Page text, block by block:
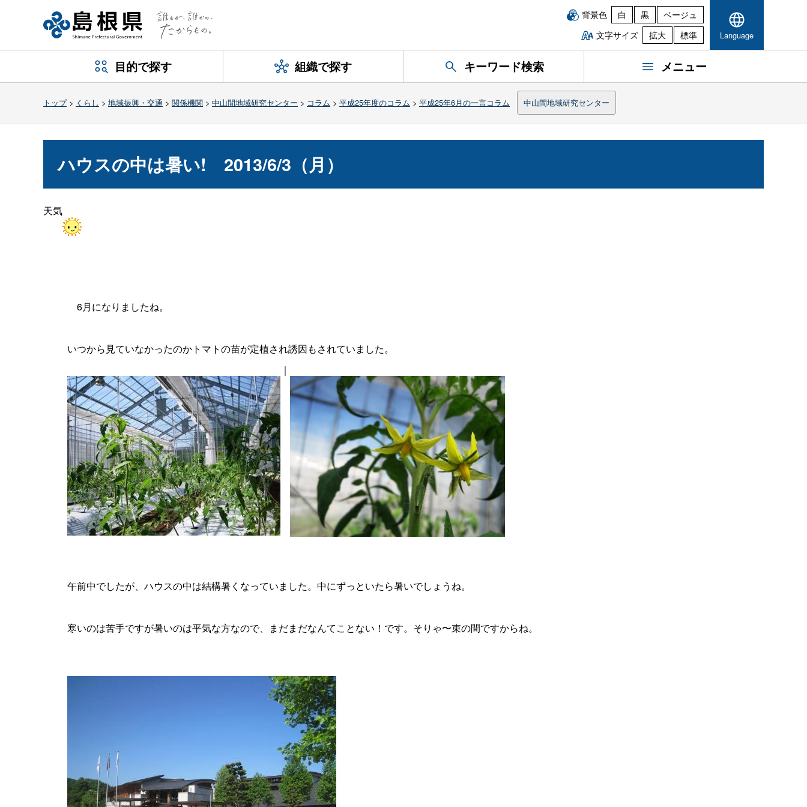
背景色 白 黒
ベージュ
文字サイズ
拡大 標準 Language
目的で探す 組織で探す キーワード検索 メニュー
トップ> くらし > 地域振興・交通 > 関係機関 > 中山間地域研究センター > コラム > 平成25年度のコラム > 平成25年6月の一言コラム 中山間地域研究センター
ハウスの中は暑い! 2013/6/3（月）
天気
6月になりましたね。
いつから見ていなかったのかトマトの苗が定植され誘因もされていました。
｜
午前中でしたが、ハウスの中は結構暑くなっていました。中にずっといたら暑いでしょうね。
寒いのは苦手ですが暑いのは平気な方なので、まだまだなんてことない！です。そりゃ〜束の間ですからね。